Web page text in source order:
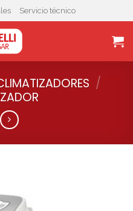
Servicio técnico
/